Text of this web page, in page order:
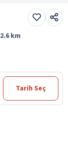
2.6 km
Tarih Seç